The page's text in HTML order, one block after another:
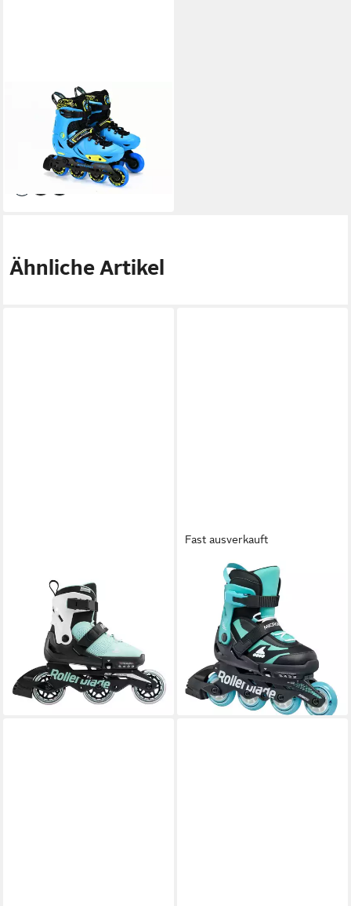
Inlineskates micro Discovery
84,44 € UVP129,90 €
lieferbar - in 2-3 Werktagen bei dir
Ähnliche Artikel
Inlineskates Microblade 3WD
(Rollen: 80mm/82A,
Kugellager: SG3)
aquablau/weiss
99,90 € UVP 119,90 €
-17%
lieferbar - in 2-3 Werktagen bei dir
Fast ausverkauft
ROLLERBLADE
Inlineskates Microblade
(Rollen: 72mm/80A,
Kugellager: SG3)
schwarz/hellblau Kinder
ab 84,95 € UVP109,95 €
-23%
lieferbar - in 2-3 Werktagen bei dir